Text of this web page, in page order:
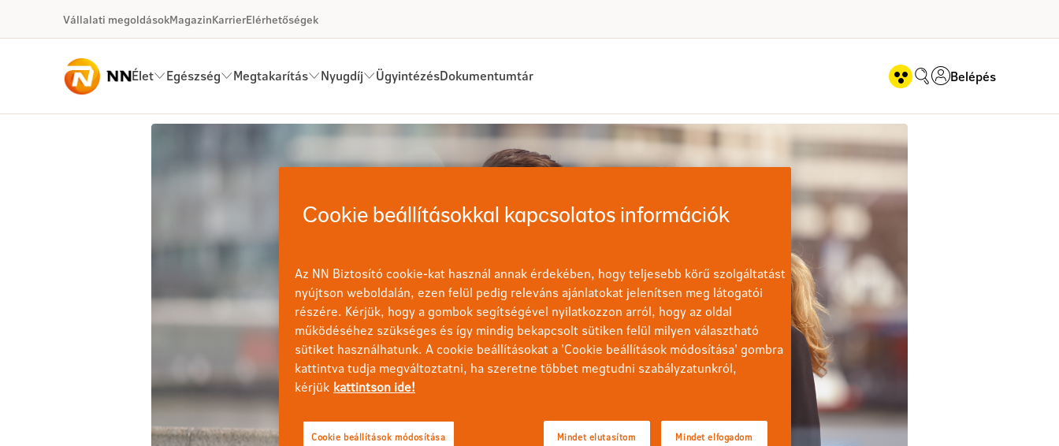
Ugrás a fő tartalomhoz
Vállalati megoldásokMagazinKarrierElérhetőségek
Élet Egészség Megtakarítás Nyugdíj ÜgyintézésDokumentumtár Belépés
Vállalati élet-, baleset- és egészségbiztosítási megoldásaink
Cookie beállításokkal kapcsolatos információk
Az NN Biztosító cookie-kat használ annak érdekében, hogy teljesebb körű szolgáltatást
nyújtson weboldalán, ezen felül pedig releváns ajánlatokat jelenítsen meg látogatói
részére. Kérjük, hogy a gombok segítségével nyilatkozzon arról, hogy az oldal
működéséhez szükséges és így mindig bekapcsolt sütiken felül milyen választható
sütiket használhatunk. A cookie beállításokat a 'Cookie beállítások módosítása' gombra
kattintva tudja megváltoztatni, ha szeretne többet megtudni szabályzatunkról,
kérjük kattintson ide!
Mindet elutasítom Mindet elfogadom
Cookie beállítások módosítása